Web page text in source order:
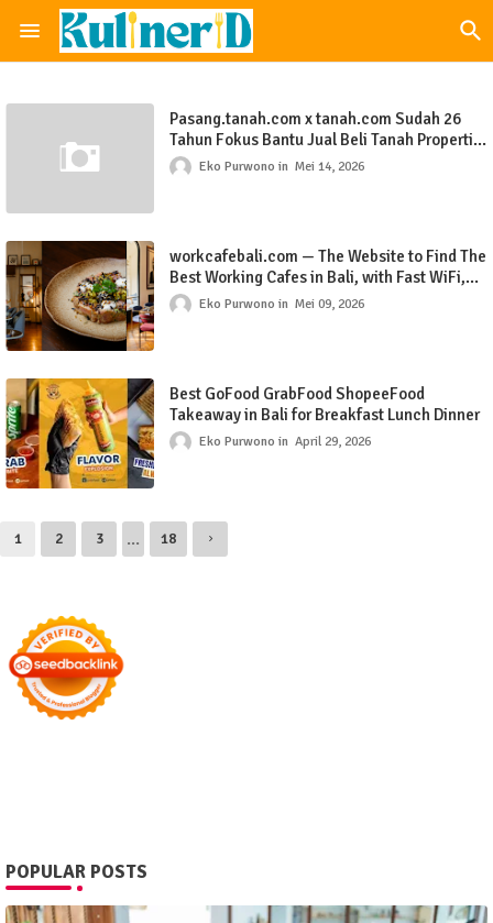
Pasang.tanah.com x tanah.com Sudah 26
Tahun Fokus Bantu Jual Beli Tanah Properti
Bali Jakarta Indonesia
Eko Purwono Mei 14, 2026
workcafebali.com — The Website to Find The
Best Working Cafes in Bali, with Fast WiFi,
Power Outlets, & Quiet Seating Across
Seminyak Canggu Ubud Sanur Uluwatu &
Eko Purwono Mei 09, 2026
Best GoFood GrabFood ShopeeFood
Takeaway in Bali for Breakfast Lunch Dinner
Eko Purwono April 29, 2026
1 2 3 ... 18
POPULAR POSTS